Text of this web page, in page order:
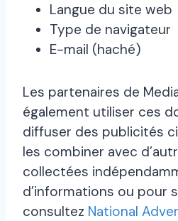
Langue du site web
Type de navigateur
E-mail (haché)
Les partenaires de
également utiliser ces
diffuser des publicités
les combiner avec
collectées
d’informations ou pour
consultez National